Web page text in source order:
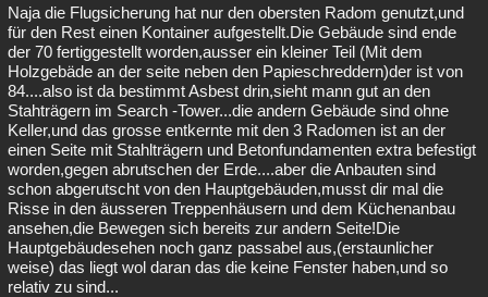
Besucht Teilgenommen Alle Neue Geschlossen
Lesenswert Schlüsselwörter
Naja die Flugsicherung hat nur den obersten Radom genutzt,und
für den Rest einen Kontainer aufgestellt.Die Gebäude sind ende
der 70 fertiggestellt worden,ausser ein kleiner Teil (Mit dem
Holzgebäde an der seite neben den Papieschreddern)der ist von
84....also ist da bestimmt Asbest drin,sieht mann gut an den
Stahträgern im Search -Tower...die andern Gebäude sind ohne
Keller,und das grosse entkernte mit den 3 Radomen ist an der
einen Seite mit Stahlträgern und Betonfundamenten extra befestigt
worden,gegen abrutschen der Erde....aber die Anbauten sind
schon abgerutscht von den Hauptgebäuden,musst dir mal die
Risse in den äusseren Treppenhäusern und dem Küchenanbau
ansehen,die Bewegen sich bereits zur andern Seite!Die
Hauptgebäudesehen noch ganz passabel aus,(erstaunlicher
weise) das liegt wol daran das die keine Fenster haben,und so
relativ zu sind...